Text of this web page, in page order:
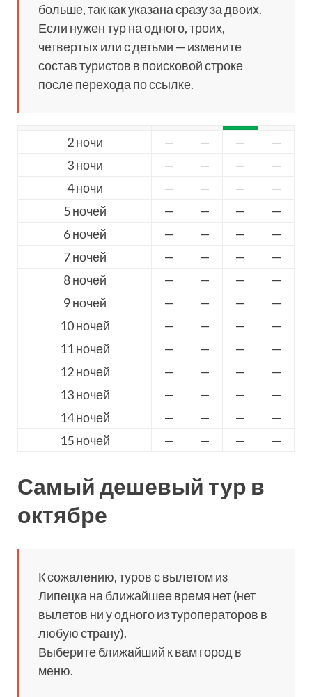
больше, так как указана сразу за двоих.
Если нужен тур на одного, троих,
четвертых или с детьми — измените
состав туристов в поисковой строке
после перехода по ссылке.
2 ночи — — —
—
3 ночи
— — —
—
4 ночи
— — —
—
5 ночей
— — —
—
6 ночей
— — —
—
7 ночей
— — —
—
8 ночей
— — —
—
9 ночей
— — —
—
10 ночей
— — —
—
11 ночей
— — —
—
12 ночей
— — —
—
13 ночей
— — —
—
14 ночей
— — —
—
15 ночей
— — — —
Самый дешевый тур в
октябре
К сожалению, туров с вылетом из
Липецка на ближайшее время нет (нет
вылетов ни у одного из туроператоров в
любую страну).
Выберите ближайший к вам город в
меню.